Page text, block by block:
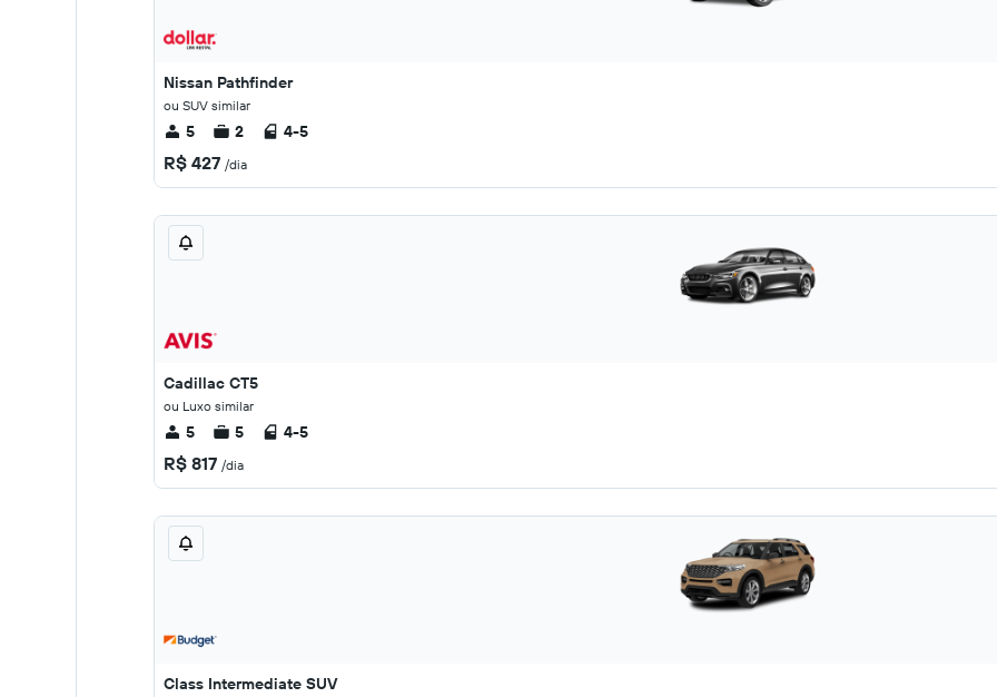
Nissan Pathfinder
ou SUV similar
5 2 4-5
R$ 427 /dia
Cadillac CT5
ou Luxo similar
5 5 4-5
R$ 817 /dia
Class Intermediate SUV